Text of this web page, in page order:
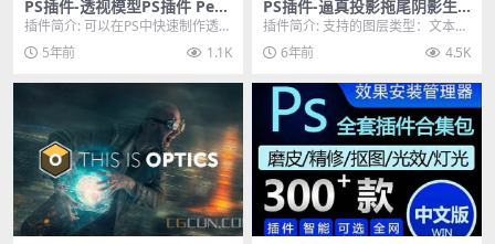
PS插件-透视模型PS插件 Pers
pective Mockups V5.1 Win/
Mac
插件简介: 可以在PS中快速制作透视
模板效果 软件支持： Photosshop
... 5年前 1.1K
PS插件-逼真投影拖尾阴影生
成插件 Shadow Photoshop
Extension v1.0.3
插件简介: 支持的图层类型：文本，
智能对象或常规图层 选择角度（手
动设置或使用“...
6年前 4.5K